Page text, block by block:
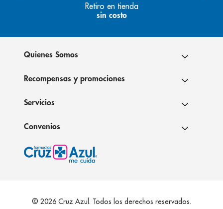
Retiro en tienda
sin costo
Quienes Somos
Recompensas y promociones
Servicios
Convenios
© 2026 Cruz Azul. Todos los derechos reservados.